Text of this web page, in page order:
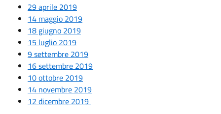
29 aprile 2019
14 maggio 2019
18 giugno 2019
15 luglio 2019
9 settembre 2019
16 settembre 2019
10 ottobre 2019
14 novembre 2019
12 dicembre 2019